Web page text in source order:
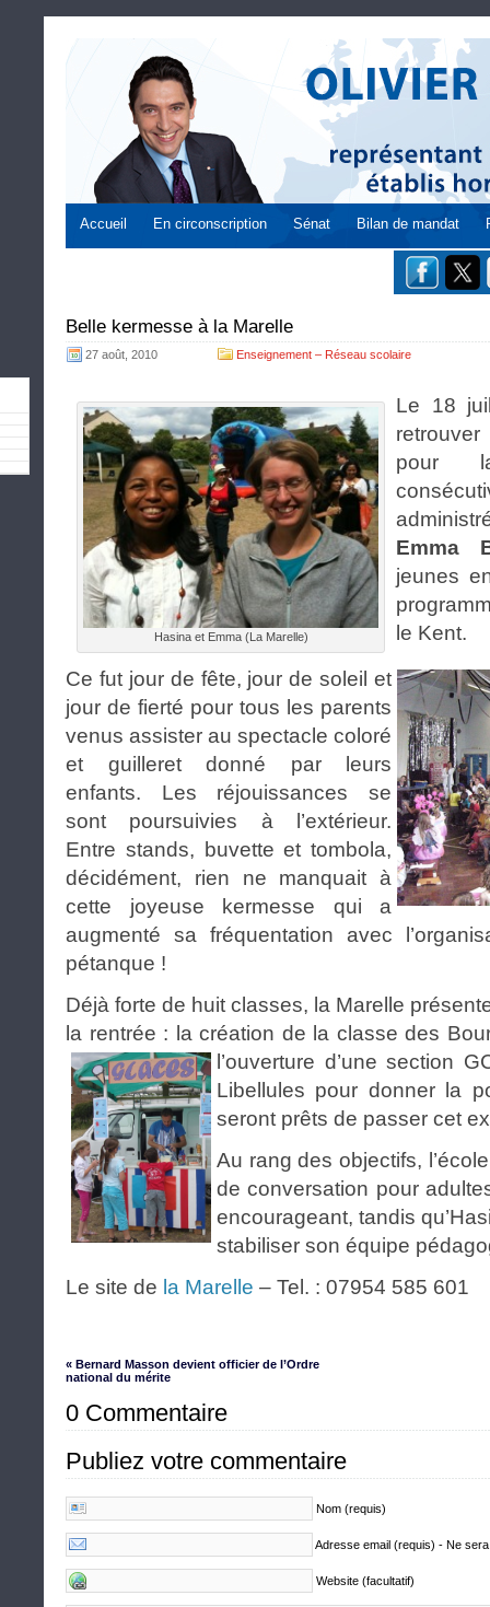
Accueil En circonscription Sénat Bilan de mandat
Belle kermesse à la Marelle
27 août, 2010 Enseignement – Réseau scolaire
Hasina et Emma (La Marelle)
Le 18
pour
Emma
jeunes
le Kent.
Ce fut jour de fête, jour de soleil et
jour de fierté pour tous les parents
venus assister au spectacle coloré
et guilleret donné par leurs
enfants. Les réjouissances se
sont poursuivies à l’extérieur.
Entre stands, buvette et tombola,
décidément, rien ne manquait à
cette joyeuse kermesse qui a
augmenté sa fréquentation avec
pétanque !
Déjà forte de huit classes, la Marelle
la rentrée : la création de la classe des
l’ouverture d’une section
Libellules pour donner la
seront prêts de passer cet
Au rang des objectifs,
de conversation pour
encourageant, tandis
stabiliser son équipe
Le site de la Marelle – Tel. : 07954 585 601
« Bernard Masson devient officier de l’Ordre
national du mérite
0 Commentaire
Publiez votre commentaire
Nom (requis)
Adresse email (requis) - Ne
Website (facultatif)